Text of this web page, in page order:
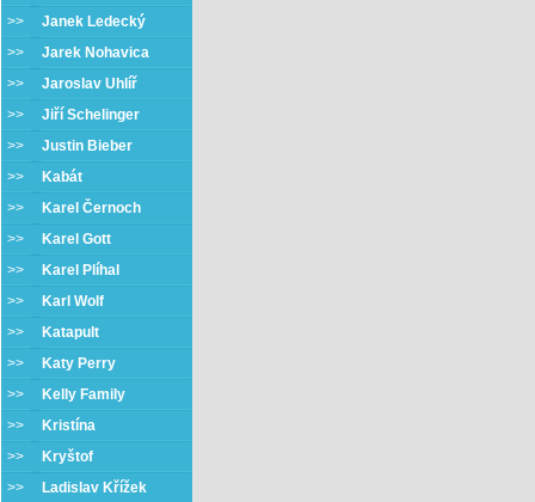
>> Janek Ledecký
>> Jarek Nohavica
>> Jaroslav Uhlíř
>> Jiří Schelinger
>> Justin Bieber
>>
Kabát
>>
Karel Černoch
>>
Karel Gott
>>
Karel Plíhal
>>
Karl Wolf
>>
Katapult
>>
Katy Perry
>>
Kelly Family
>>
Kristína
>>
Kryštof
>>
Ladislav Křížek